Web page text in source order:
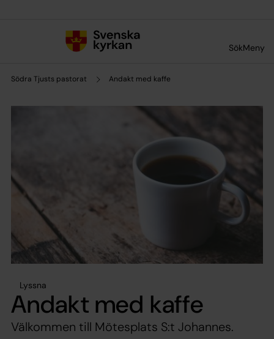
SökMeny
Södra Tjusts pastorat Andakt med kaffe
Lyssna
Andakt med kaffe
Välkommen till Mötesplats S:t Johannes.